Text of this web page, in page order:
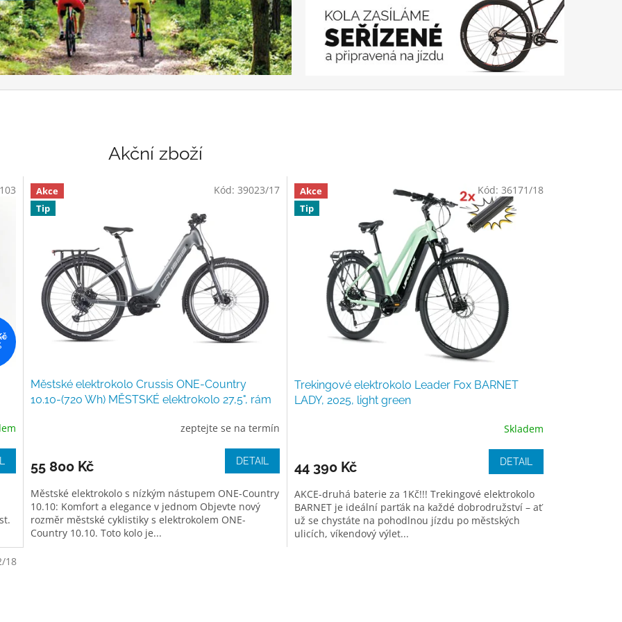
Akční zboží
Akce
Tip
Městské elektrokolo Crussis ONE-Country
10.10-(720 Wh) MĚSTSKÉ elektrokolo 27,5", rám
zeptejte se na termín
55 800 Kč DETAIL
Městské elektrokolo s nízkým nástupem ONE-Country
10.10: Komfort a elegance v jednom Objevte nový
rozměr městské cyklistiky s elektrokolem ONE-
Country 10.10. Toto kolo je...
Kód: 39023/17
Akce
Tip
Trekingové elektrokolo Leader Fox BARNET
LADY, 2025, light green
Skladem
44 390 Kč DETAIL
AKCE-druhá baterie za 1Kč!!! Trekingové elektrokolo
BARNET je ideální parťák na každé dobrodružství – ať
už se chystáte na pohodlnou jízdu po městských
ulicích, víkendový výlet...
Kód: 36171/18
18